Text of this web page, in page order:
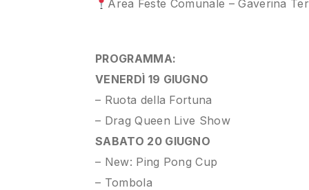
Area Feste Comunale – Gaverina
PROGRAMMA:
VENERDÌ 19 GIUGNO
– Ruota della Fortuna
– Drag Queen Live Show
SABATO 20 GIUGNO
– New: Ping Pong Cup
– Tombola